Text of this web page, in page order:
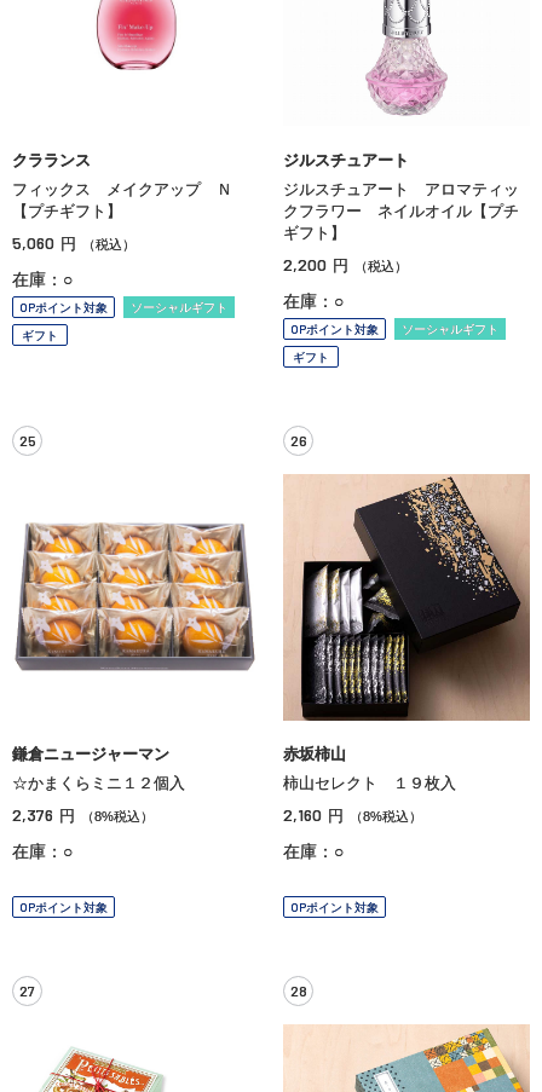
クラランス
フィックス メイクアップ Ｎ
【プチギフト】
5,060 円 （税込）
在庫：○
OPポイント対象
ソーシャルギフト
ギフト
ジルスチュアート
ジルスチュアート アロマティッ
クフラワー ネイルオイル【プチ
ギフト】
2,200 円 （税込）
在庫：○
OPポイント対象
ソーシャルギフト
ギフト
25
鎌倉ニュージャーマン
☆かまくらミニ１２個入
2,376 円 （8%税込）
在庫：○
OPポイント対象
26
赤坂柿山
柿山セレクト １９枚入
2,160 円 （8%税込）
在庫：○
OPポイント対象
27 28